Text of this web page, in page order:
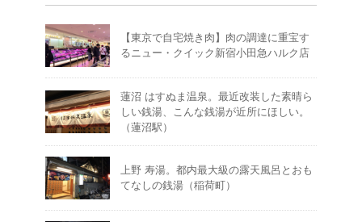
【東京で自宅焼き肉】肉の調達に重宝す
るニュー・クイック新宿小田急ハルク店
蓮沼 はすぬま温泉。最近改装した素晴ら
しい銭湯、こんな銭湯が近所にほしい。
（蓮沼駅）
上野 寿湯。都内最大級の露天風呂とおも
てなしの銭湯（稲荷町）